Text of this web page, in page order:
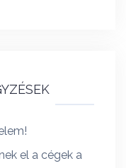
el a cégek a